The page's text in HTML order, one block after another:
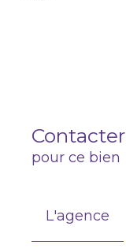
Contacter
pour ce bien
L'agence